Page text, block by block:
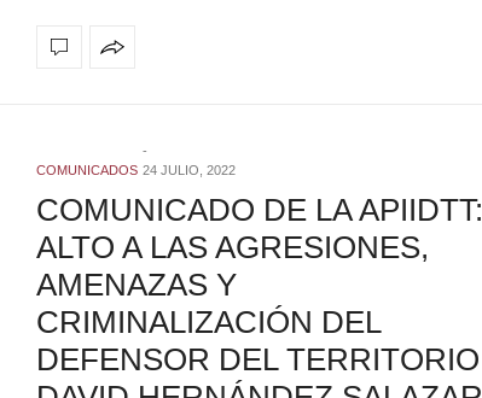
COMUNICADOS 24 JULIO, 2022
COMUNICADO DE LA APIIDTT:
ALTO A LAS AGRESIONES,
AMENAZAS Y
CRIMINALIZACIÓN DEL
DEFENSOR DEL TERRITORIO